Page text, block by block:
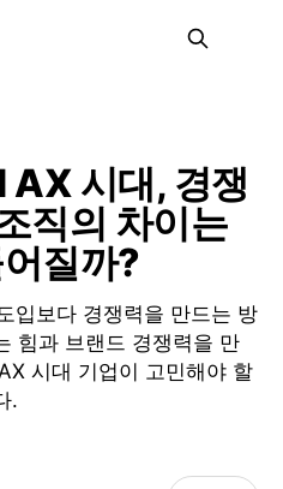
AX 시대, 경쟁
직의 차이는
질까?
입보다 경쟁력을 만드는 방
힘과 브랜드 경쟁력을 만
시대 기업이 고민해야 할
.